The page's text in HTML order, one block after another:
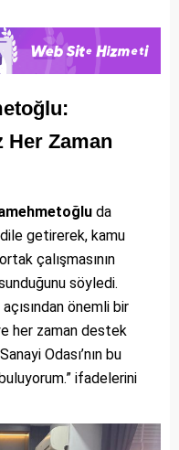
Her Zaman
da
getirerek, kamu
çalışmasının
söyledi.
önemli bir
her zaman destek
Odası’nın bu
ifadelerini